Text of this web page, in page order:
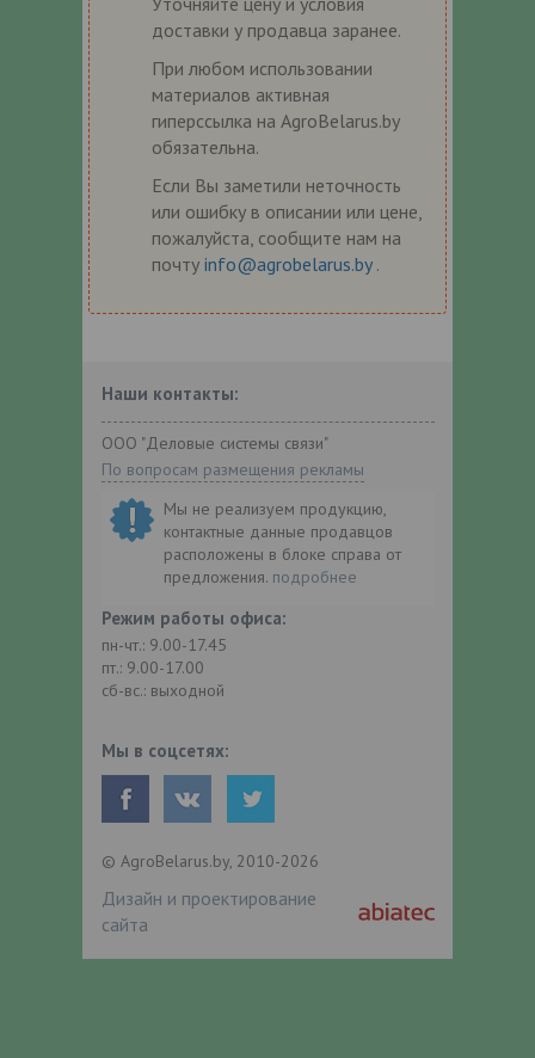
доставки у продавца заранее.
При любом использовании
материалов активная
гиперссылка на AgroBelarus.by
обязательна.
Если Вы заметили неточность
или ошибку в описании или цене,
пожалуйста, сообщите нам на
почту info@agrobelarus.by .
Наши контакты:
ООО "Деловые системы связи"
По вопросам размещения рекламы
Мы не реализуем продукцию,
контактные данные продавцов
расположены в блоке справа от
предложения. подробнее
Режим работы офиса:
пн-чт.: 9.00-17.45
пт.: 9.00-17.00
сб-вс.: выходной
Мы в соцсетях:
© AgroBelarus.by, 2010-2026
Дизайн и проектирование
сайта